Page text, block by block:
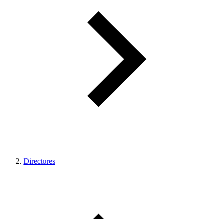
Directores